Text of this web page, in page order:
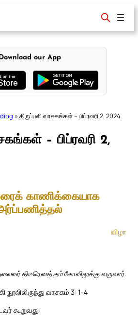
Download our App
» திருப்பலி வாசகங்கள் – பிப்ரவரி 2, 2024
– பிப்ரவரி 2,
காணிக்கையாக
விழா
திடீரெனத் தம் கோவிலுக்கு வருவார்.
வாசகம் 3: 1-4
கூறுவது: